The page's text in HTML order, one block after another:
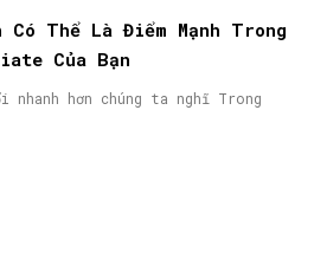
Có Thể Là Điểm Mạnh Trong
Của Bạn
hơn chúng ta nghĩ Trong